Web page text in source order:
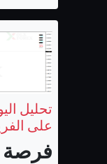
تحليل
على
فرصة